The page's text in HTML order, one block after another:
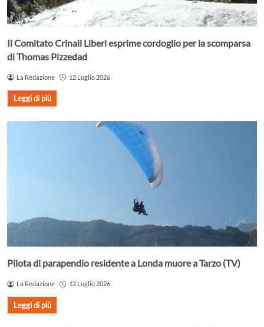
Il Comitato Crinali Liberi esprime cordoglio per la scomparsa
di Thomas Pizzedad
La Redazione 12 Luglio 2026
Leggi di più
Pilota di parapendio residente a Londa muore a Tarzo (TV)
La Redazione 12 Luglio 2026
Leggi di più